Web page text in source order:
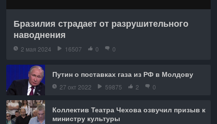
Бразилия страдает от разрушительного
наводнения
2 мая 2024 16507 0 0
Путин о поставках газа из РФ в Молдову
27 окт 2022 59875 2 0
Коллектив Театра Чехова озвучил призыв к
министру культуры